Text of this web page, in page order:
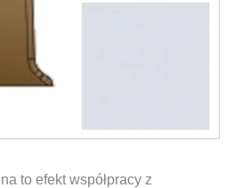
to efekt współpracy z